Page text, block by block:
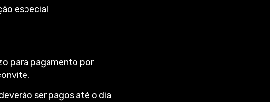
especial
para pagamento por
ser pagos até o dia